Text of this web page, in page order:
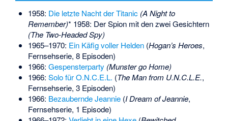
1958: Die letzte Nacht der Titanic (A Night to
Remember)* 1958: Der Spion mit den zwei Gesichtern
(The Two-Headed Spy)
1965–1970: Ein Käfig voller Helden(Hogan’s Heroes,
Fernsehserie, 8 Episoden)
1966: Gespensterparty (Munster go Home)
1966: Solo für O.N.C.E.L. (The Man from U.N.C.L.E.,
Fernsehserie, 3 Episoden)
1966: Bezaubernde Jeannie(I Dream of Jeannie,
Fernsehserie, 1 Episode)